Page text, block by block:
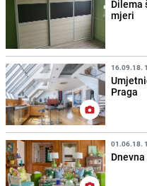
Dilema
mjeri
16.09.18.
Praga
01.06.18.